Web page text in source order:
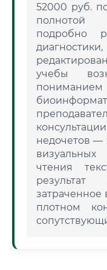
52000 руб.
подробно
учебы
недочетов —
чтения
результат
плотном